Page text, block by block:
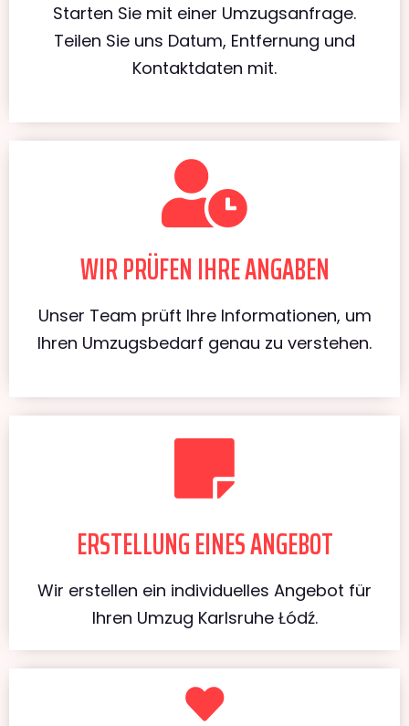
Starten Sie mit einer Umzugsanfrage.
Teilen Sie uns Datum, Entfernung und
Kontaktdaten mit.
WIR PRÜFEN IHRE ANGABEN
Unser Team prüft Ihre Informationen, um
Ihren Umzugsbedarf genau zu verstehen.
ERSTELLUNG EINES ANGEBOT
Wir erstellen ein individuelles Angebot für
Ihren Umzug Karlsruhe Łódź.